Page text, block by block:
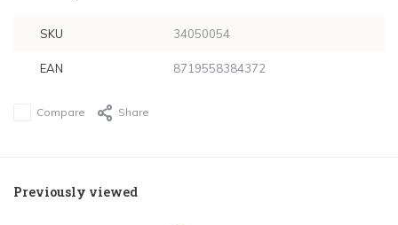
SKU 34050054
EAN 8719558384372
Compare Share
Previously viewed